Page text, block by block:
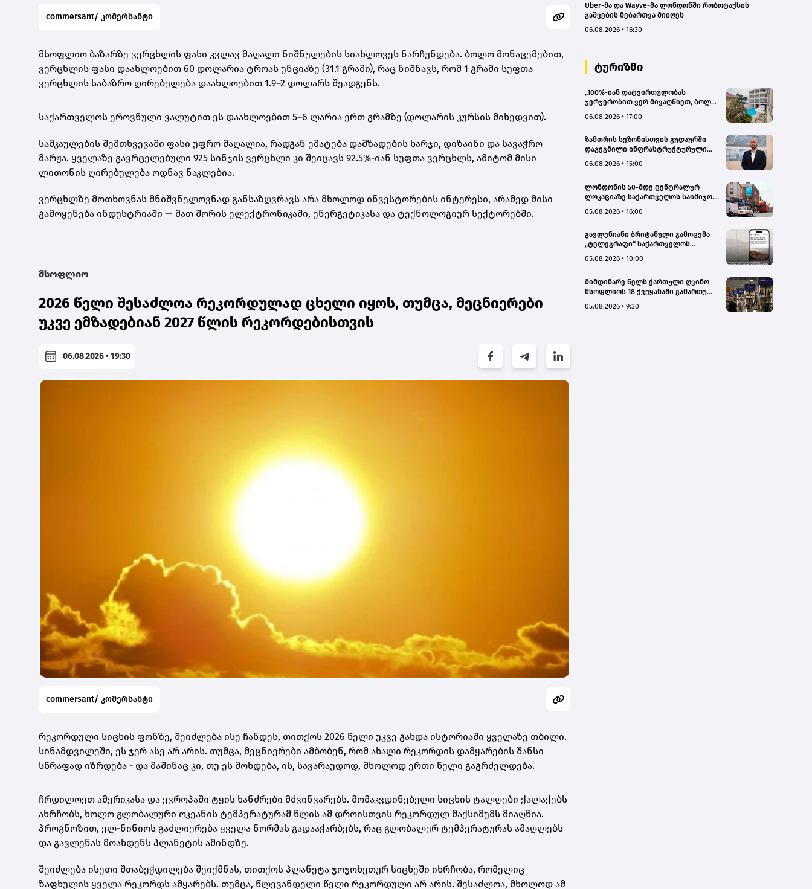
commersant/ კომერსანტი
მსოფლიო ბაზარზე ვერცხლის ფასი კვლავ მაღალი ნიშნულების სიახლოვეს ნარჩუნდება. ბოლო მონაცემებით,
ვერცხლის ფასი დაახლოებით 60 დოლარია ტროას უნციაზე (31.1 გრამი), რაც ნიშნავს, რომ 1 გრამი სუფთა
ვერცხლის საბაზრო ღირებულება დაახლოებით 1.9–2 დოლარს შეადგენს.
საქართველოს ეროვნული ვალუტით ეს დაახლოებით 5–6 ლარია ერთ გრამზე (დოლარის კურსის მიხედვით).
სამკაულების შემთხვევაში ფასი უფრო მაღალია, რადგან ემატება დამზადების ხარჯი, დიზაინი და სავაჭრო
მარჟა. ყველაზე გავრცელებული 925 სინჯის ვერცხლი კი შეიცავს 92.5%-იან სუფთა ვერცხლს, ამიტომ მისი
ლითონის ღირებულება ოდნავ ნაკლებია.
ვერცხლზე მოთხოვნას მნიშვნელოვნად განსაზღვრავს არა მხოლოდ ინვესტორების ინტერესი, არამედ მისი
გამოყენება ინდუსტრიაში — მათ შორის ელექტრონიკაში, ენერგეტიკასა და ტექნოლოგიურ სექტორებში.
მსოფლიო
2026 წელი შესაძლოა რეკორდულად ცხელი იყოს, თუმცა, მეცნიერები
უკვე ემზადებიან 2027 წლის რეკორდებისთვის
06.08.2026 • 19:30
commersant/ კომერსანტი
რეკორდული სიცხის ფონზე, შეიძლება ისე ჩანდეს, თითქოს 2026 წელი უკვე გახდა ისტორიაში ყველაზე თბილი.
სინამდვილეში, ეს ჯერ ასე არ არის. თუმცა, მეცნიერები ამბობენ, რომ ახალი რეკორდის დამყარების შანსი
სწრაფად იზრდება - და მაშინაც კი, თუ ეს მოხდება, ის, სავარაუდოდ, მხოლოდ ერთი წელი გაგრძელდება.
ჩრდილოეთ ამერიკასა და ევროპაში ტყის ხანძრები მძვინვარებს. მომაკვდინებელი სიცხის ტალღები ქალაქებს
ახრჩობს, ხოლო გლობალური ოკეანის ტემპერატურამ წლის ამ დროისთვის რეკორდულ მაქსიმუმს მიაღწია.
პროგნოზით, ელ-ნინიოს გაძლიერება ყველა ნორმას გადააჭარბებს, რაც გლობალურ ტემპერატურას ამაღლებს
და გავლენას მოახდენს პლანეტის ამინდზე.
შეიძლება ისეთი შთაბეჭდილება შეიქმნას, თითქოს პლანეტა ჯოჯოხეთურ სიცხეში იხრჩობა, რომელიც
ზაფხულის ყველა რეკორდს ამყარებს. თუმცა, წლევანდელი წელი რეკორდული არ არის. შესაძლოა, მხოლოდ ამ
Uber-მა და Wayve-მა ლონდონში რობოტაქსის
გაშვების ნებართვა მიიღეს
06.08.2026 • 16:30
ტურიზმი
„100%-იან დატვირთულობას
ჯერჯერობით ვერ მივაღწიეთ, ბოლო
გაუქმდა“ - Kobuleti Beach Club
06.08.2026 • 17:00
ზამთრის სეზონისთვის გუდაურში
დაგეგმილი ინფრასტრუქტურული
გუდაურის ტურისტული
დარსალია
06.08.2026 • 15:00
ლონდონის 50-მდე ცენტრალურ
ლოკაციაზე საქართველოს საიმიჯო
05.08.2026 • 16:00
გავლენიანი ბრიტანული გამოცემა
„ტელეგრაფი“ საქართველოს
სტატიების ციკლს აქვეყნებს
05.08.2026 • 10:00
მიმდინარე წელს ქართული ღვინო
მსოფლიოს 18 ქვეყანაში გამართულ
წარმოდგენილი
05.08.2026 • 9:30